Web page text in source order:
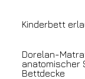
Kinderbett
Dorelan-
anatomischer
Bettdecke